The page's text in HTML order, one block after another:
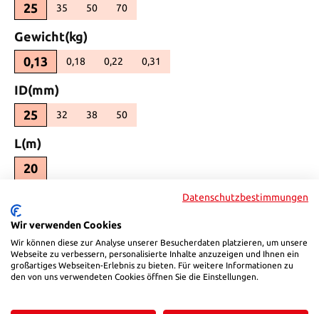
25
35(Diese Option ist zurzeit nicht verfügbar.)
50(Diese Option ist zurzeit nicht verfügbar.)
70(Diese Option ist zurzeit nicht verfügbar.)
Gewicht(kg)auswählen
0,13
0,18(Diese Option ist zurzeit nicht verfügbar.)
0,22(Diese Option ist zurzeit nicht verfügbar.)
0,31(Diese Option ist zurzeit nicht verfügbar.)
ID(mm)auswählen
25
32(Diese Option ist zurzeit nicht verfügbar.)
38(Diese Option ist zurzeit nicht verfügbar.)
50(Diese Option ist zurzeit nicht verfügbar.)
L(m)auswählen
20
0,196(Diese Option ist zurzeit nicht verfügbar.)
0,245
Produkt Anzahl: Gib den gewünschten Wert ein oder benutze die
In den Warenkorb
Datenschutzbestimmungen
Wir verwenden Cookies
Wir können diese zur Analyse unserer Besucherdaten platzieren, um unsere
Webseite zu verbessern, personalisierte Inhalte anzuzeigen und Ihnen ein
großartiges Webseiten-Erlebnis zu bieten. Für weitere Informationen zu
den von uns verwendeten Cookies öffnen Sie die Einstellungen.